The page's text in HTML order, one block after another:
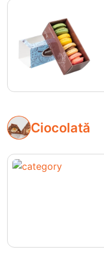
Ciocolată